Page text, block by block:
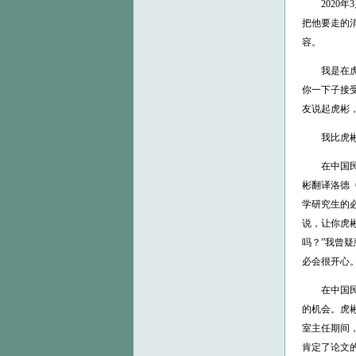
2020年3月
把他要走的
容。
我是在虎
你一下子接
友说起虎彬
我比虎彬
在中国民
彬翻译洛德
学研究生的
说，让你虎
吗？”我曾
必会很开心
在中国民
的机会。虎
室主任期间
肯定了论文